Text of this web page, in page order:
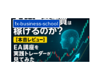
fx-business-school